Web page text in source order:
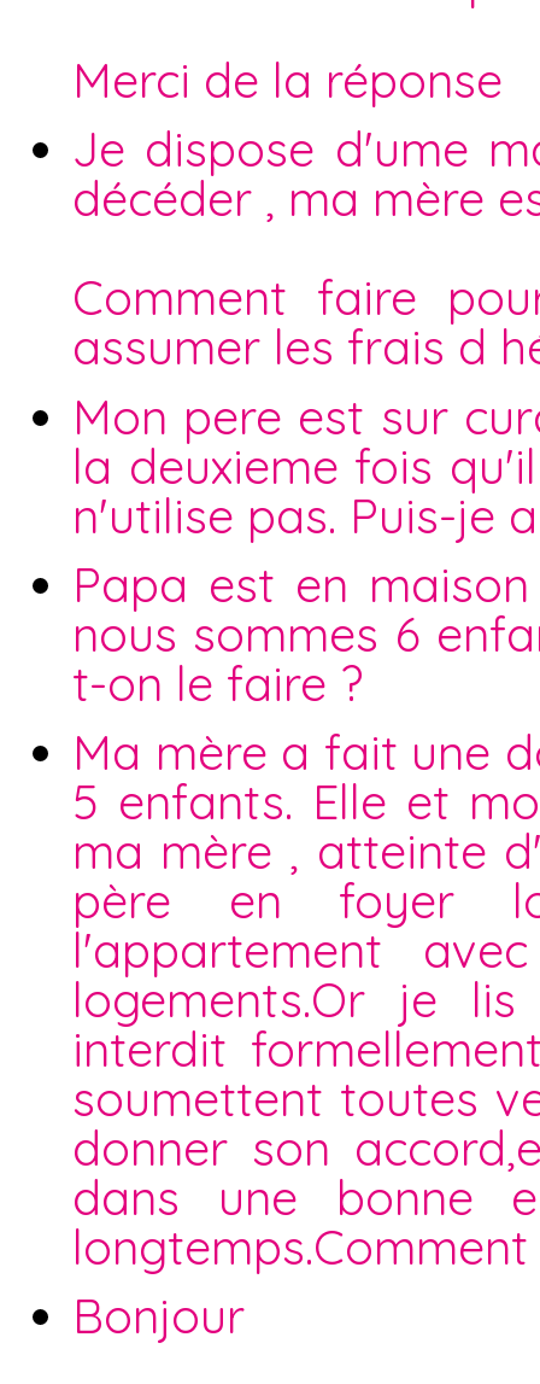
Merci de la réponse
Je dispose d'ume
décéder , ma mère
Comment faire
assumer les frais d
Mon pere est sur
la deuxieme fois
n'utilise pas. Puis-je
Papa est en
nous sommes 6
t-on le faire ?
Ma mère a fait une
5 enfants. Elle et
ma mère , atteinte
père en foyer
l'appartement
logements.Or je
interdit
soumettent toutes
donner son
dans une bonne
Bonjour